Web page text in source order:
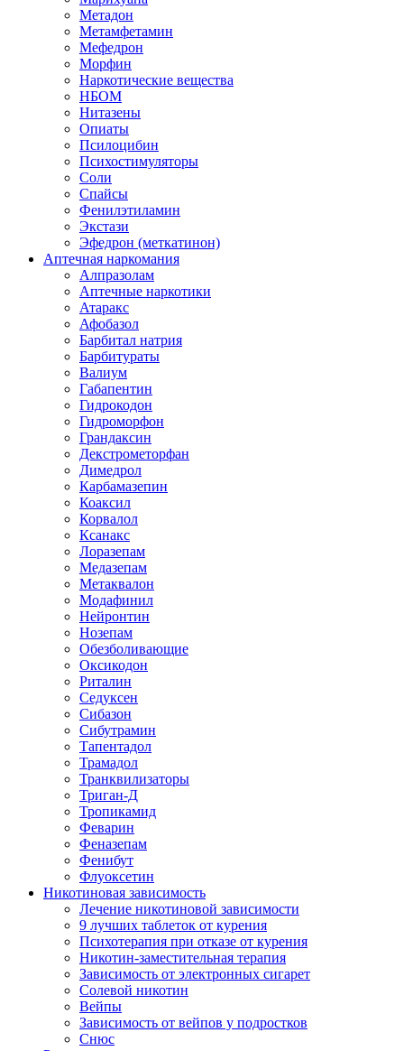
Метадон
Метамфетамин
Мефедрон
Морфин
Наркотические вещества
НБОМ
Нитазены
Опиаты
Псилоцибин
Психостимуляторы
Соли
Спайсы
Фенилэтиламин
Экстази
Эфедрон (меткатинон)
Аптечная наркомания
Алпразолам
Аптечные наркотики
Атаракс
Афобазол
Барбитал натрия
Барбитураты
Валиум
Габапентин
Гидрокодон
Гидроморфон
Грандаксин
Декстрометорфан
Димедрол
Карбамазепин
Коаксил
Корвалол
Ксанакс
Лоразепам
Медазепам
Метаквалон
Модафинил
Нейронтин
Нозепам
Обезболивающие
Оксикодон
Риталин
Седуксен
Сибазон
Сибутрамин
Тапентадол
Трамадол
Транквилизаторы
Триган-Д
Тропикамид
Феварин
Феназепам
Фенибут
Флуоксетин
Никотиновая зависимость
Лечение никотиновой зависимости
9 лучших таблеток от курения
Психотерапия при отказе от курения
Никотин-заместительная терапия
Зависимость от электронных сигарет
Солевой никотин
Вейпы
Зависимость от вейпов у подростков
Снюс